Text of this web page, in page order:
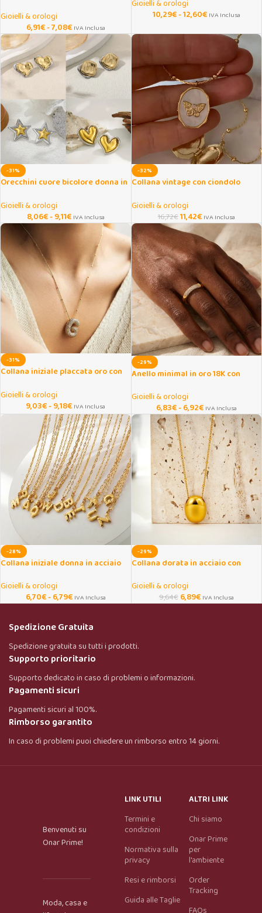
Gioielli & orologi
6,91€-7,08€ IVA Inclusa
Gioielli & orologi
10,29€-12,60€ IVA Inclusa
-31%
Orecchini cuore bicolore donna in
Gioielli & orologi
8,06€-9,11€ IVA Inclusa
-32%
Collana vintage con ciondolo
Gioielli & orologi
16,72€11,42€ IVA Inclusa
-31%
Collana iniziale placcata oro con
Gioielli & orologi
9,03€-9,18€ IVA Inclusa
-29%
Anello minimal in oro 18K con
Gioielli & orologi
6,83€-6,92€ IVA Inclusa
-28%
Collana iniziale donna in acciaio
Gioielli & orologi
6,70€-6,79€ IVA Inclusa
-29%
Collana dorata in acciaio con
Gioielli & orologi
9,64€ 6,89€ IVA Inclusa
Spedizione Gratuita
Spedizione gratuita su tutti i prodotti.
Supporto prioritario
Supporto dedicato in caso di problemi o informazioni.
Pagamenti sicuri
Pagamenti sicuri al 100%.
Rimborso garantito
In caso di problemi puoi chiedere un rimborso entro 14 giorni.
Benvenuti su
Onar Prime!
Moda, casa e
LINK UTILI
Termini e
condizioni
Normativa sulla
privacy
Resi e rimborsi
Guida alle Taglie
ALTRI LINK
Chi siamo
Onar Prime
per
l'ambiente
Order
Tracking